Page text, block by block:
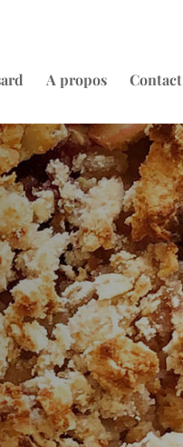
A propos Contact